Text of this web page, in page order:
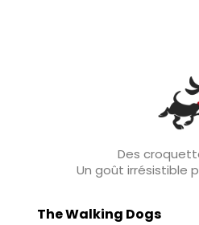
Des
Un goût irrésistible
The Walking Dogs